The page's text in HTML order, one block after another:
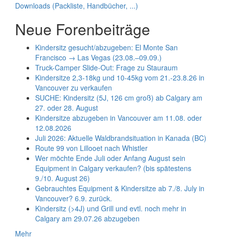
Downloads (Packliste, Handbücher, ...)
Neue Forenbeiträge
Kindersitz gesucht/abzugeben: El Monte San
Francisco → Las Vegas (23.08.–09.09.)
Truck-Camper Slide-Out: Frage zu Stauraum
Kindersitze 2,3-18kg und 10-45kg vom 21.-23.8.26 in
Vancouver zu verkaufen
SUCHE: Kindersitz (5J, 126 cm groß) ab Calgary am
27. oder 28. August
Kindersitze abzugeben in Vancouver am 11.08. oder
12.08.2026
Juli 2026: Aktuelle Waldbrandsituation in Kanada (BC)
Route 99 von Lillooet nach Whistler
Wer möchte Ende Juli oder Anfang August sein
Equipment in Calgary verkaufen? (bis spätestens
9./10. August 26)
Gebrauchtes Equipment & Kindersitze ab 7./8. July in
Vancouver? 6.9. zurück.
Kindersitz (>4J) und Grill und evtl. noch mehr in
Calgary am 29.07.26 abzugeben
Mehr